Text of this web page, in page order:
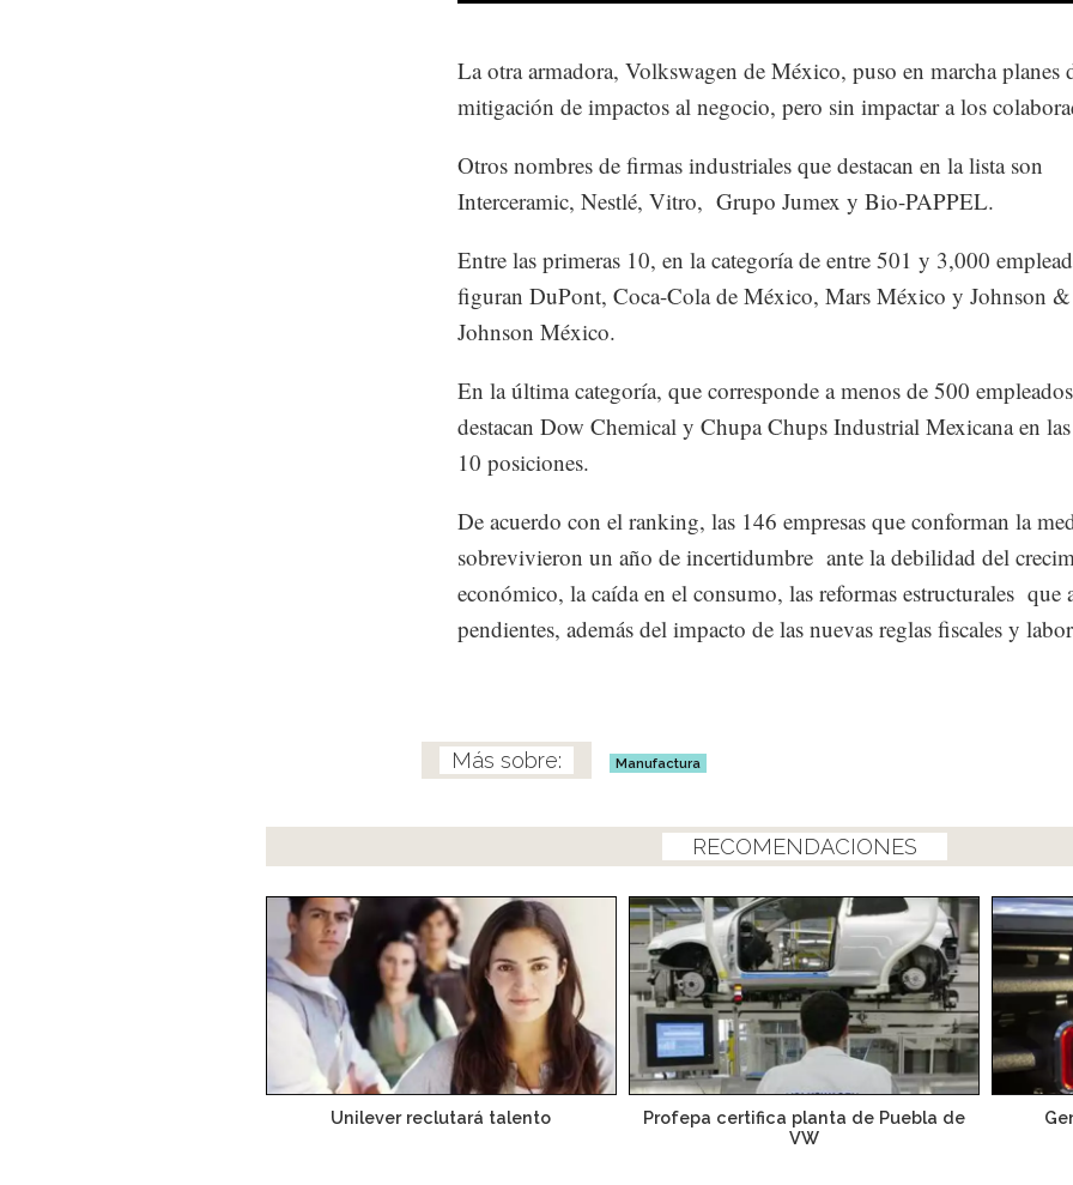
La otra armadora, Volkswagen de México, puso en marcha planes
mitigación de impactos al negocio, pero sin impactar a los
Otros nombres de firmas industriales que destacan en la lista son
Interceramic, Nestlé, Vitro, Grupo Jumex y Bio-PAPPEL.
Entre las primeras 10, en la categoría de entre 501 y 3,000
figuran DuPont, Coca-Cola de México, Mars México y Johnson &
Johnson México.
En la última categoría, que corresponde a menos de 500
destacan Dow Chemical y Chupa Chups Industrial Mexicana en
10 posiciones.
De acuerdo con el ranking, las 146 empresas que conforman la
sobrevivieron un año de incertidumbre ante la debilidad del
económico, la caída en el consumo, las reformas estructurales que
pendientes, además del impacto de las nuevas reglas fiscales y
Manufactura
RECOMENDACIONES
Unilever reclutará talento
Profepa certifica planta de Puebla de
VW